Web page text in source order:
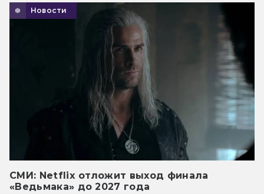
Новости
СМИ: Netflix отложит выход финала
«Ведьмака» до 2027 года